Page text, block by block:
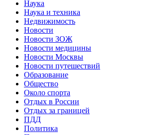
Наука
Наука и техника
Недвижимость
Новости
Новости ЗОЖ
Новости медицины
Новости Москвы
Новости путешествий
Образование
Общество
Около спорта
Отдых в России
Отдых за границей
ПДД
Политика